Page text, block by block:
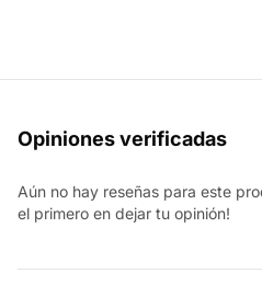
Opiniones verificadas
Aún no hay reseñas para este
el primero en dejar tu opinión!